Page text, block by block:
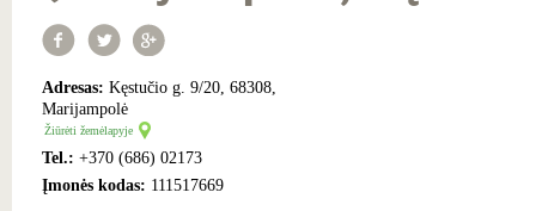
Adresas: Kęstučio g. 9/20, 68308,
Marijampolė
Žiūrėti žemėlapyje
Tel.: +370 (686) 02173
Įmonės kodas: 111517669